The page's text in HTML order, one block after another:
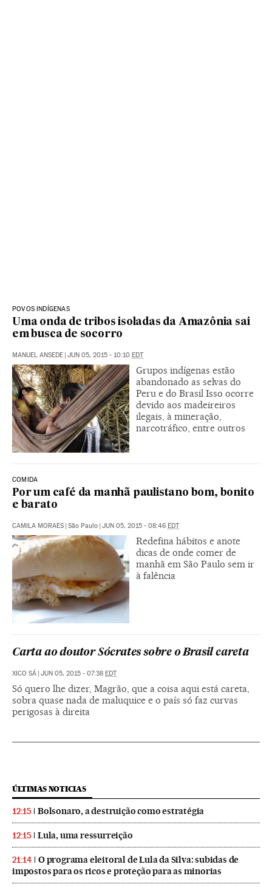
POVOS INDÍGENAS
Uma onda de tribos isoladas da Amazônia sai
em busca de socorro
MANUEL ANSEDE | JUN 05, 2015 - 10:10 EDT
Grupos indígenas estão
abandonado as selvas do
Peru e do Brasil Isso ocorre
devido aos madeireiros
ilegais, à mineração,
narcotráfico, entre outros
COMIDA
Por um café da manhã paulistano bom, bonito
e barato
CAMILA MORAES | São Paulo | JUN 05, 2015 - 08:46 EDT
Redefina hábitos e anote
dicas de onde comer de
manhã em São Paulo sem ir
à falência
Carta ao doutor Sócrates sobre o Brasil careta
XICO SÁ | JUN 05, 2015 - 07:38 EDT
Só quero lhe dizer, Magrão, que a coisa aqui está careta,
sobra quase nada de maluquice e o país só faz curvas
perigosas à direita
ÚLTIMAS NOTICIAS
12:15 Bolsonaro, a destruição como estratégia
12:15 Lula, uma ressurreição
21:14
O programa eleitoral de Lula da Silva: subidas de
impostos para os ricos e proteção para as minorias